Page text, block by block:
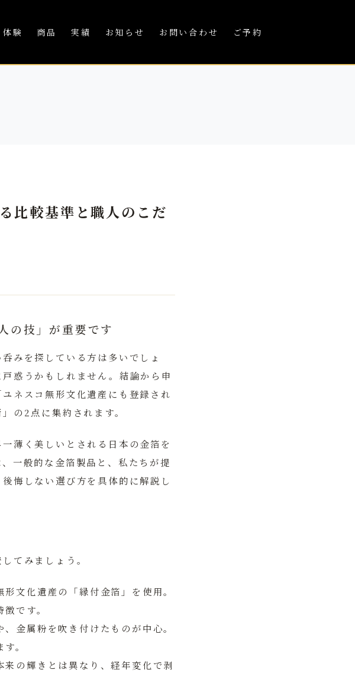
体験 商品 実績 お知らせ お問い合わせ ご予約
比較基準と職人のこだ
の技」が重要です
みを探している方は多いでしょ
惑うかもしれません。 結論から申
ネスコ無形文化遺産にも登録され
の2点に集約されます。
薄く美しいとされる日本の金箔を
一般的な金箔製品と、私たちが提
悔しない選び方を具体的に解説し
てみましょう。
形文化遺産の「縁付金箔」を使用。
です。
金属粉を吹き付けたものが中心。
。
来の輝きとは異なり、経年変化で剥